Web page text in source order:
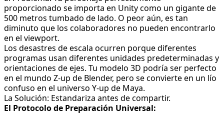
proporcionado se importa en Unity como un gigante de
500 metros tumbado de lado. O peor aún, es tan
diminuto que los colaboradores no pueden encontrarlo
en el viewport.
Los desastres de escala ocurren porque diferentes
programas usan diferentes unidades predeterminadas y
orientaciones de ejes. Tu modelo 3D podría ser perfecto
en el mundo Z-up de Blender, pero se convierte en un lío
confuso en el universo Y-up de Maya.
La Solución: Estandariza antes de compartir.
El Protocolo de Preparación Universal: